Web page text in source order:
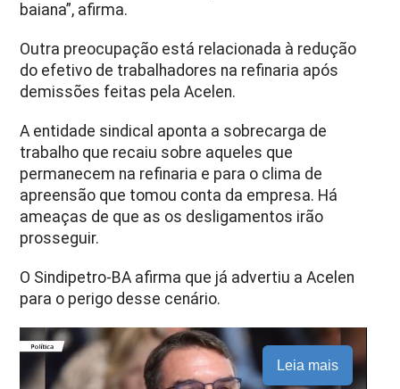
baiana”, afirma.
Outra preocupação está relacionada à redução
do efetivo de trabalhadores na refinaria após
demissões feitas pela Acelen.
A entidade sindical aponta a sobrecarga de
trabalho que recaiu sobre aqueles que
permanecem na refinaria e para o clima de
apreensão que tomou conta da empresa. Há
ameaças de que as os desligamentos irão
prosseguir.
O Sindipetro-BA afirma que já advertiu a Acelen
para o perigo desse cenário.
Leia mais